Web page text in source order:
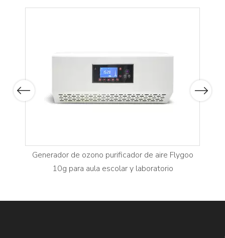
Previous
Generador de ozono purificador de aire Flygoo
10g para aula escolar y laboratorio
Next